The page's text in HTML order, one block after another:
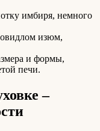
имбиря, немного
изюм,
и формы,
печи.
–